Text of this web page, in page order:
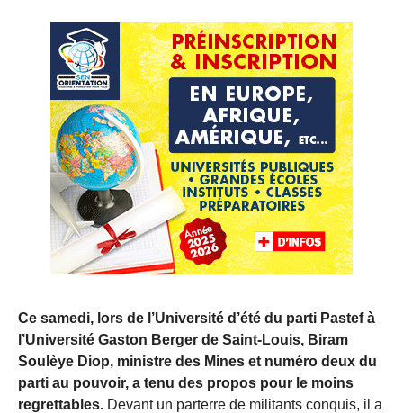
Ce samedi, lors de l’Université d’été du parti Pastef à
l’Université Gaston Berger de Saint-Louis, Biram
Soulèye Diop, ministre des Mines et numéro deux du
parti au pouvoir, a tenu des propos pour le moins
regrettables. Devant un parterre de militants conquis, il a